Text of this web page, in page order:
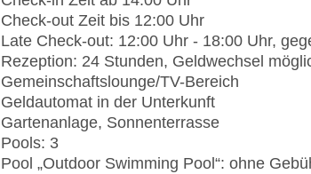
Check-out Zeit bis 12:00 Uhr
Late Check-out: 12:00 Uhr - 18:00 Uhr,
Rezeption: 24 Stunden, Geldwechsel
Gemeinschaftslounge/TV-Bereich
Geldautomat in der Unterkunft
Gartenanlage, Sonnenterrasse
Pools: 3
Pool „Outdoor Swimming Pool“: ohne